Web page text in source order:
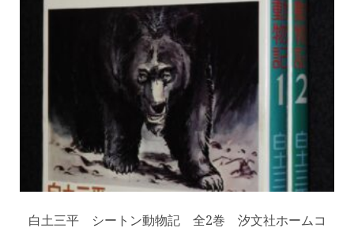
白土三平 シートン動物記 全2巻 汐文社ホームコ